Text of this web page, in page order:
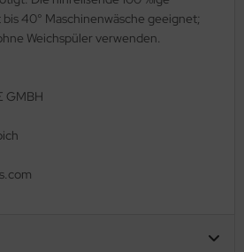
bis 40° Maschinenwäsche geeignet;
Weichspüler verwenden.
GMBH